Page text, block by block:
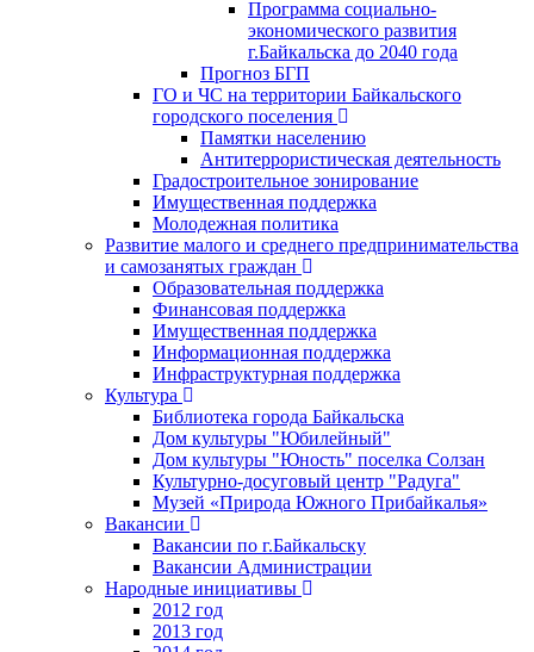
Программа социально-
экономического развития
г.Байкальска до 2040 года
Прогноз БГП
ГО и ЧС на территории Байкальского
городского поселения
Памятки населению
Антитеррористическая деятельность
Градостроительное зонирование
Имущественная поддержка
Молодежная политика
Развитие малого и среднего предпринимательства
и самозанятых граждан
Образовательная поддержка
Финансовая поддержка
Имущественная поддержка
Информационная поддержка
Инфраструктурная поддержка
Культура
Библиотека города Байкальска
Дом культуры "Юбилейный"
Дом культуры "Юность" поселка Солзан
Культурно-досуговый центр "Радуга"
Музей «Природа Южного Прибайкалья»
Вакансии
Вакансии по г.Байкальску
Вакансии Администрации
Народные инициативы
2012 год
2013 год